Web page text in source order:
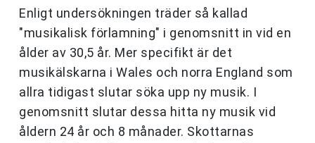
Enligt undersökningen träder så kallad
"musikalisk förlamning" i genomsnitt in vid en
ålder av 30,5 år. Mer specifikt är det
musikälskarna i Wales och norra England som
allra tidigast slutar söka upp ny musik. I
genomsnitt slutar dessa hitta ny musik vid
åldern 24 år och 8 månader. Skottarnas